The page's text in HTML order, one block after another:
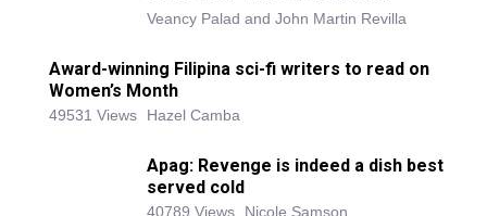
Veancy Palad and John Martin Revilla
Award-winning Filipina sci-fi writers to read on
Women’s Month
49531 Views Hazel Camba
Apag: Revenge is indeed a dish best
served cold
40789 Views Nicole Samson